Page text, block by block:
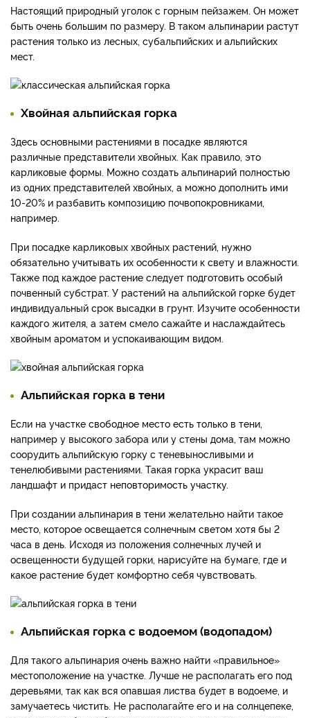
Настоящий природный уголок с горным пейзажем. Он может
быть очень большим по размеру. В таком альпинарии растут
растения только из лесных, субальпийских и альпийских
мест.
Хвойная альпийская горка
Здесь основными растениями в посадке являются
различные представители хвойных. Как правило, это
карликовые формы. Можно создать альпинарий полностью
из одних представителей хвойных, а можно дополнить ими
10-20% и разбавить композицию почвопокровниками,
например.
При посадке карликовых хвойных растений, нужно
обязательно учитывать их особенности к свету и влажности.
Также под каждое растение следует подготовить особый
почвенный субстрат. У растений на альпийской горке будет
индивидуальный срок высадки в грунт. Изучите особенности
каждого жителя, а затем смело сажайте и наслаждайтесь
хвойным ароматом и успокаивающим видом.
Альпийская горка в тени
Если на участке свободное место есть только в тени,
например у высокого забора или у стены дома, там можно
соорудить альпийскую горку с теневыносливыми и
тенелюбивыми растениями. Такая горка украсит ваш
ландшафт и придаст неповторимость участку.
При создании альпинария в тени желательно найти такое
место, которое освещается солнечным светом хотя бы 2
часа в день. Исходя из положения солнечных лучей и
освещенности будущей горки, нарисуйте на бумаге, где и
какое растение будет комфортно себя чувствовать.
Альпийская горка с водоемом (водопадом)
Для такого альпинария очень важно найти «правильное»
местоположение на участке. Лучше не располагать его под
деревьями, так как вся опавшая листва будет в водоеме, и
замучаетесь чистить. Не располагайте его и на солнцепеке,